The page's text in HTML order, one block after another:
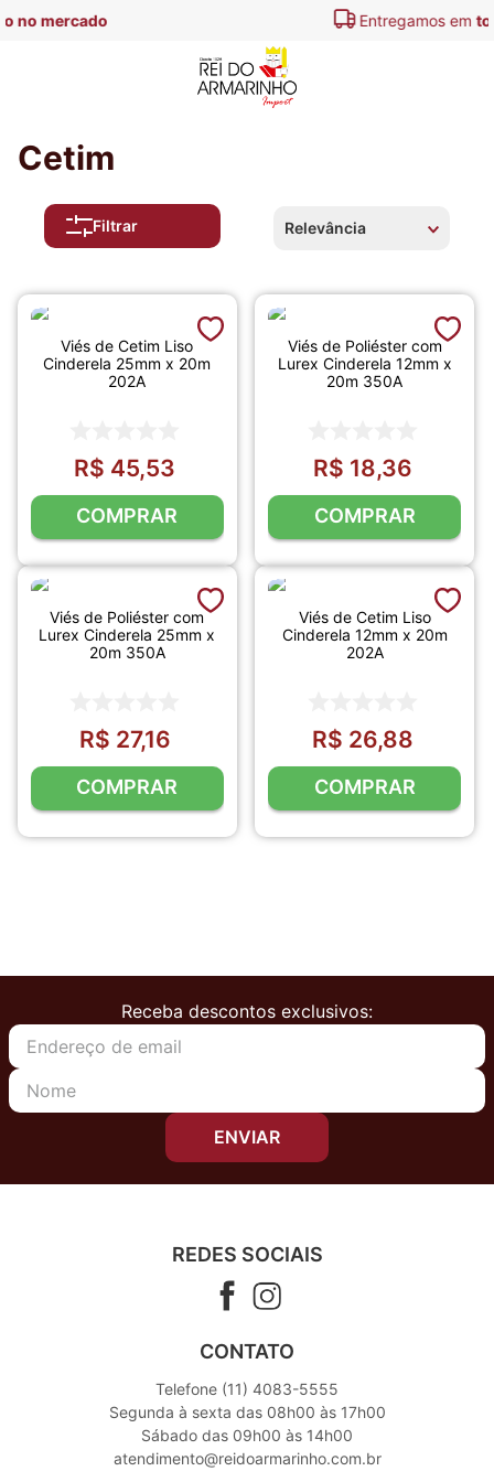
todo o Brasil
Cetim
Filtrar Relevância
Viés de Cetim Liso
Cinderela 25mm x 20m
202A
R$ 45,53
COMPRAR
Viés de Poliéster com
Lurex Cinderela 12mm x
20m 350A
R$ 18,36
COMPRAR
Viés de Poliéster com
Lurex Cinderela 25mm x
20m 350A
R$ 27,16
COMPRAR
Viés de Cetim Liso
Cinderela 12mm x 20m
202A
R$ 26,88
COMPRAR
Receba descontos exclusivos:
ENVIAR
REDES SOCIAIS
CONTATO
Telefone (11) 4083-5555
Segunda à sexta das 08h00 às 17h00
Sábado das 09h00 às 14h00
atendimento@reidoarmarinho.com.br